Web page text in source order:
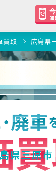
買取 広島県
県三原市